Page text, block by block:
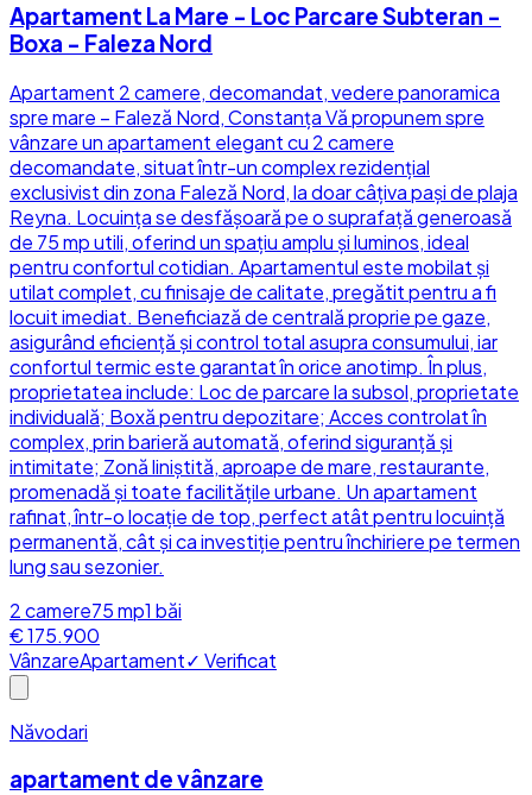
Apartament La Mare - Loc Parcare Subteran -
Boxa - Faleza Nord
Apartament 2 camere, decomandat, vedere panoramica
spre mare – Faleză Nord, Constanța Vă propunem spre
vânzare un apartament elegant cu 2 camere
decomandate, situat într-un complex rezidențial
exclusivist din zona Faleză Nord, la doar câțiva pași de plaja
Reyna. Locuința se desfășoară pe o suprafață generoasă
de 75 mp utili, oferind un spațiu amplu și luminos, ideal
pentru confortul cotidian. Apartamentul este mobilat și
utilat complet, cu finisaje de calitate, pregătit pentru a fi
locuit imediat. Beneficiază de centrală proprie pe gaze,
asigurând eficiență și control total asupra consumului, iar
confortul termic este garantat în orice anotimp. În plus,
proprietatea include: Loc de parcare la subsol, proprietate
individuală; Boxă pentru depozitare; Acces controlat în
complex, prin barieră automată, oferind siguranță și
intimitate; Zonă liniștită, aproape de mare, restaurante,
promenadă și toate facilitățile urbane. Un apartament
rafinat, într-o locație de top, perfect atât pentru locuință
permanentă, cât și ca investiție pentru închiriere pe termen
lung sau sezonier.
2camere75mp1 băi
€ 175.900
VânzareApartament✓ Verificat
Năvodari
apartament de vânzare